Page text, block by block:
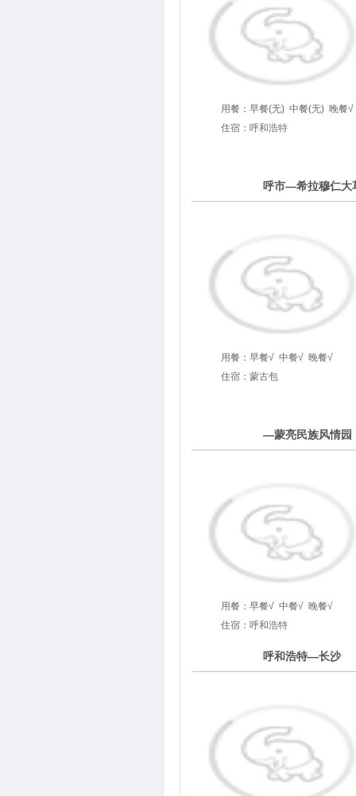
用餐： 早餐(无) 中餐(无) 晚餐√
住宿：呼和浩特
呼市—希拉穆仁大
用餐： 早餐√ 中餐√ 晚餐√
住宿：蒙古包
—蒙亮民族风情园
用餐： 早餐√ 中餐√ 晚餐√
住宿：呼和浩特
呼和浩特—长沙